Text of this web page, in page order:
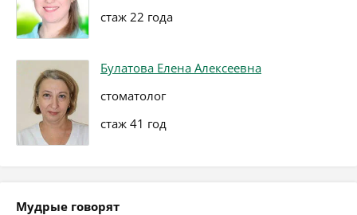
стаж 22 года
Булатова Елена Алексеевна
стоматолог
стаж 41 год
Мудрые говорят